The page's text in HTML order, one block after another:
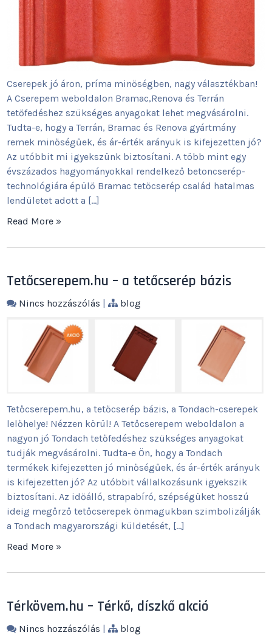
Cserepek jó áron, príma minőségben, nagy választékban!
A Cserepem weboldalon Bramac,Renova és Terrán
tetőfedéshez szükséges anyagokat lehet megvásárolni.
Tudta-e, hogy a Terrán, Bramac és Renova gyártmány
remek minőségűek, és ár-érték arányuk is kifejezetten jó?
Az utóbbit mi igyekszünk biztosítani. A több mint egy
évszázados hagyományokkal rendelkező betoncserép-
technológiára épülő Bramac tetőcserép család hatalmas
lendületet adott a […]
Read More »
Tetőcserepem.hu – a tetőcserép bázis
Nincs hozzászólás | blog
Tetőcserepem.hu, a tetőcserép bázis, a Tondach-cserepek
lelőhelye! Nézzen körül! A Tetőcserepem weboldalon a
nagyon jó Tondach tetőfedéshez szükséges anyagokat
tudják megvásárolni. Tudta-e Ön, hogy a Tondach
termékek kifejezetten jó minőségűek, és ár-érték arányuk
is kifejezetten jó? Az utóbbit vállalkozásunk igyekszik
biztosítani. Az időálló, strapabíró, szépségüket hosszú
ideig megőrző tetőcserepek önmagukban szimbolizálják
a Tondach magyarországi küldetését, […]
Read More »
Térkövem.hu – Térkő, díszkő akció
Nincs hozzászólás | blog